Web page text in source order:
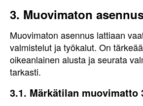
3. Muovimaton
Muovimaton asennus lattiaan
valmistelut ja työkalut. On
oikeanlainen alusta ja seurata
tarkasti.
3.1. Märkätilan muovimatto